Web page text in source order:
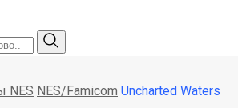
NES NES/Famicom Uncharted Waters